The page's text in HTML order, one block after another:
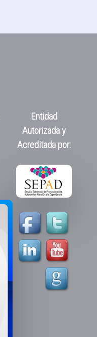
Entidad
Autorizada y
Acreditada por: